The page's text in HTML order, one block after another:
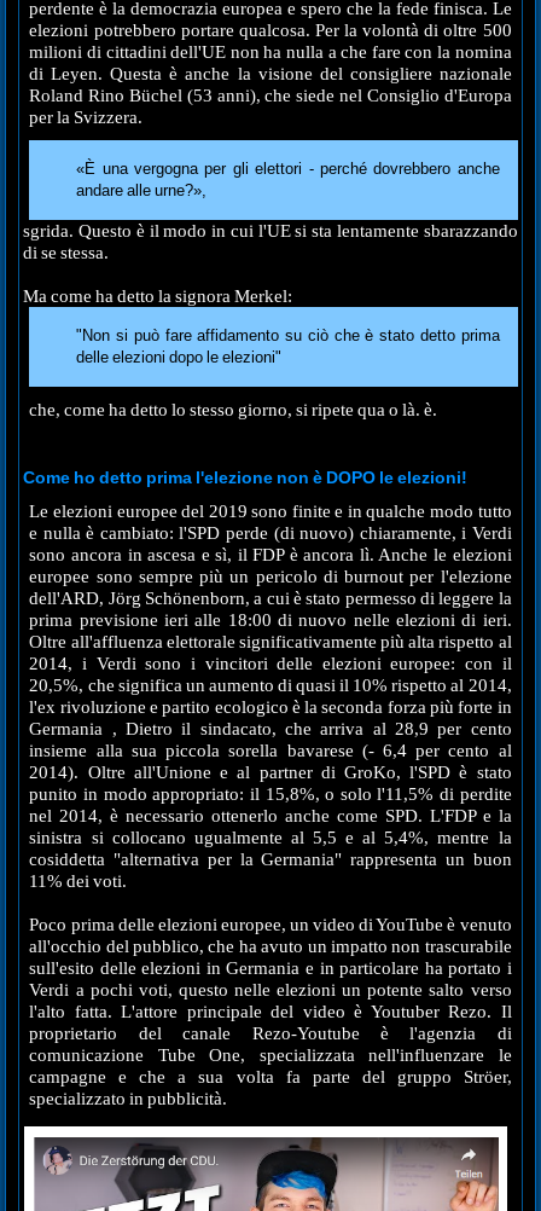
perdente è la democrazia europea e spero che la fede finisca. Le
elezioni potrebbero portare qualcosa. Per la volontà di oltre 500
milioni di cittadini dell'UE non ha nulla a che fare con la nomina
di Leyen. Questa è anche la visione del consigliere nazionale
Roland Rino Büchel (53 anni), che siede nel Consiglio d'Europa
per la Svizzera.
«È una vergogna per gli elettori - perché dovrebbero anche
andare alle urne?»,
sgrida. Questo è il modo in cui l'UE si sta lentamente sbarazzando
di se stessa.
Ma come ha detto la signora Merkel:
"Non si può fare affidamento su ciò che è stato detto prima
delle elezioni dopo le elezioni"
che, come ha detto lo stesso giorno, si ripete qua o là. è.
Come ho detto prima l'elezione non è DOPO le elezioni!
Le elezioni europee del 2019 sono finite e in qualche modo tutto
e nulla è cambiato: l'SPD perde (di nuovo) chiaramente, i Verdi
sono ancora in ascesa e sì, il FDP è ancora lì. Anche le elezioni
europee sono sempre più un pericolo di burnout per l'elezione
dell'ARD, Jörg Schönenborn, a cui è stato permesso di leggere la
prima previsione ieri alle 18:00 di nuovo nelle elezioni di ieri.
Oltre all'affluenza elettorale significativamente più alta rispetto al
2014, i Verdi sono i vincitori delle elezioni europee: con il
20,5%, che significa un aumento di quasi il 10% rispetto al 2014,
l'ex rivoluzione e partito ecologico è la seconda forza più forte in
Germania , Dietro il sindacato, che arriva al 28,9 per cento
insieme alla sua piccola sorella bavarese (- 6,4 per cento al
2014). Oltre all'Unione e al partner di GroKo, l'SPD è stato
punito in modo appropriato: il 15,8%, o solo l'11,5% di perdite
nel 2014, è necessario ottenerlo anche come SPD. L'FDP e la
sinistra si collocano ugualmente al 5,5 e al 5,4%, mentre la
cosiddetta "alternativa per la Germania" rappresenta un buon
11% dei voti.
Poco prima delle elezioni europee, un video di YouTube è venuto
all'occhio del pubblico, che ha avuto un impatto non trascurabile
sull'esito delle elezioni in Germania e in particolare ha portato i
Verdi a pochi voti, questo nelle elezioni un potente salto verso
l'alto fatta. L'attore principale del video è Youtuber Rezo. Il
proprietario del canale Rezo-Youtube è l'agenzia di
comunicazione Tube One, specializzata nell'influenzare le
campagne e che a sua volta fa parte del gruppo Ströer,
specializzato in pubblicità.